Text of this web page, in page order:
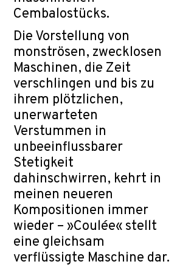
Cembalostücks.
Die Vorstellung von
monströsen, zwecklosen
Maschinen, die Zeit
verschlingen und bis zu
ihrem plötzlichen,
unerwarteten
Verstummen in
unbeeinflussbarer
Stetigkeit
dahinschwirren, kehrt in
meinen neueren
Kompositionen immer
wieder – »Coulée« stellt
eine gleichsam
verflüssigte Maschine dar.